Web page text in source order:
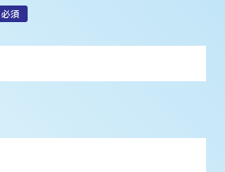
必須